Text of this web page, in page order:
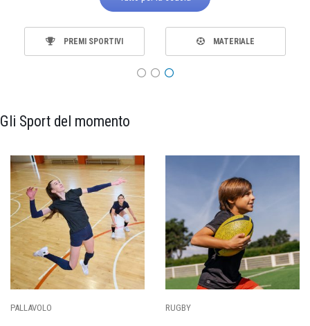
PREMI SPORTIVI MATERIALE
Gli Sport del momento
PALLAVOLO RUGBY